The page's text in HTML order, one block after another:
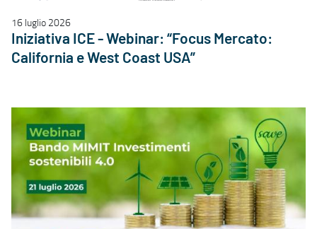
16 luglio 2026
Iniziativa ICE - Webinar: “Focus Mercato:
California e West Coast USA”